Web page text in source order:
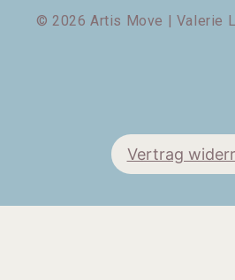
© 2026 Artis Move | Valerie
Vertrag